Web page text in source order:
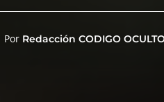
Por Redacción CODIGO